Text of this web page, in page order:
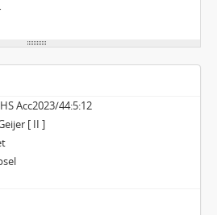
HS Acc2023/44:5:12
[ II ]